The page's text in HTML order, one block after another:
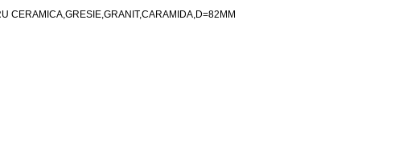
CERAMICA,GRESIE,GRANIT,CARAMIDA,D=82MM